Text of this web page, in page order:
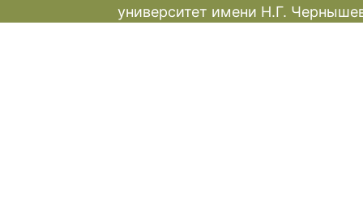
университет имени Н.Г.